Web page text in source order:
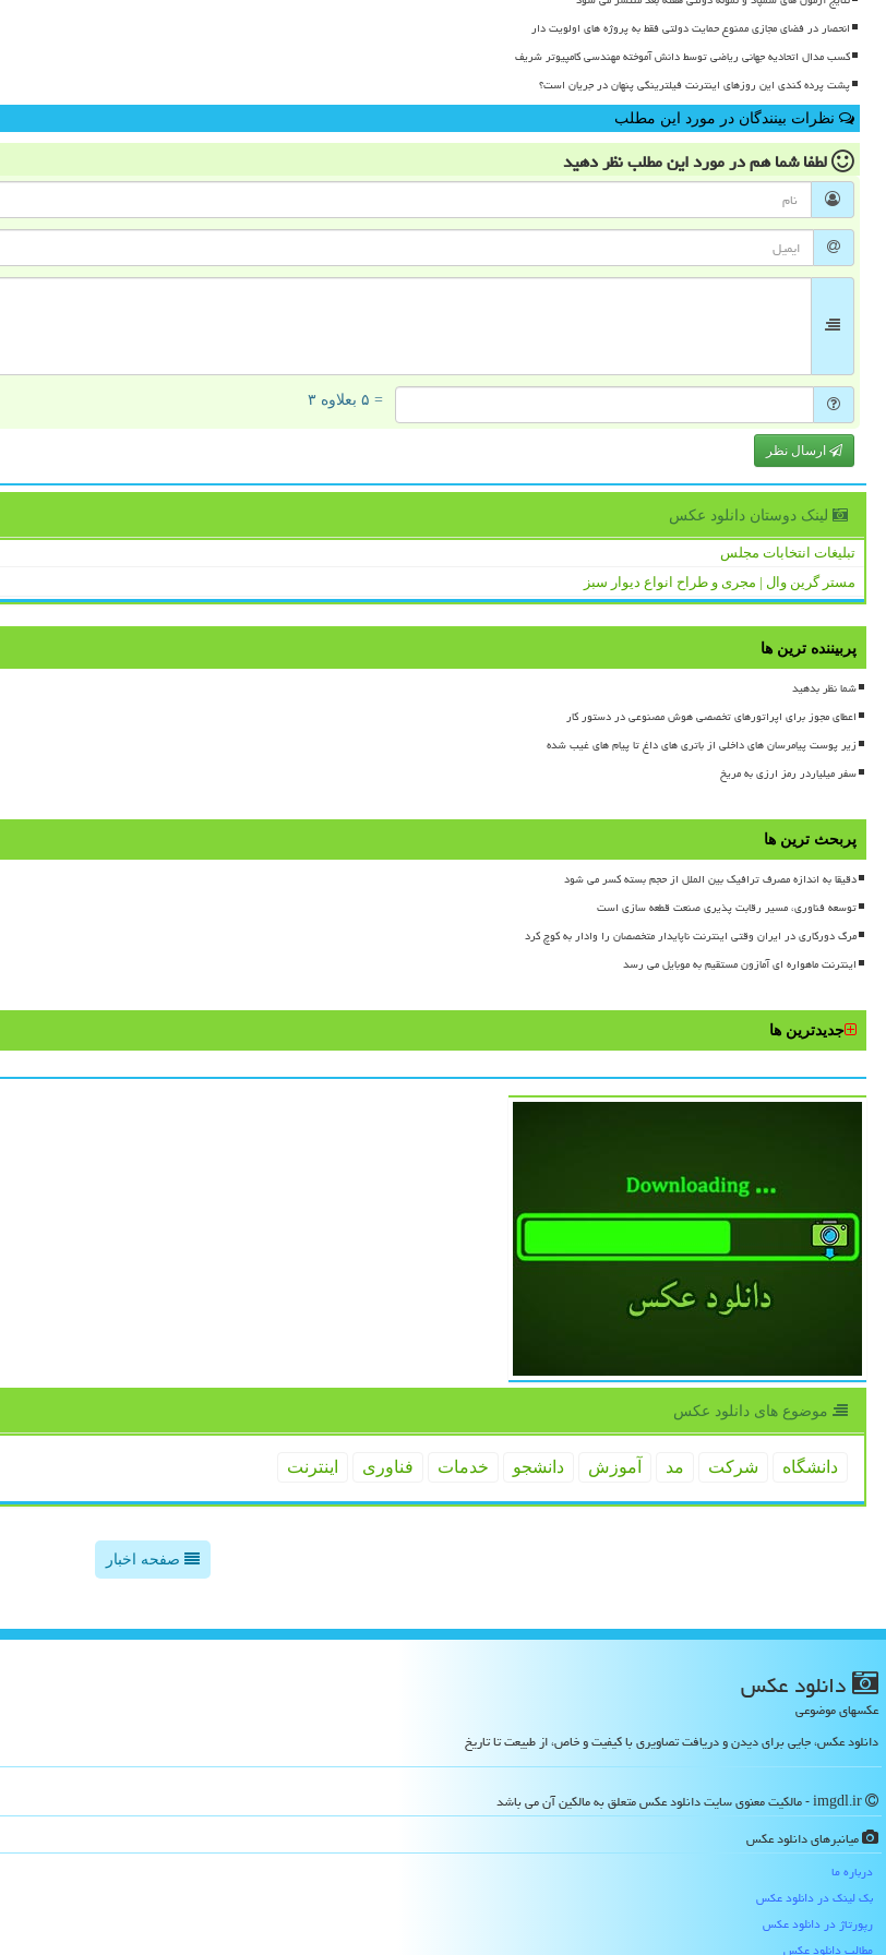
انحصار در فضای مجازی ممنوع حمایت دولتی فقط به پروژه های اولویت دار
کسب مدال اتحادیه جهانی ریاضی توسط دانش آموخته مهندسی کامپیوتر شریف
پشت پرده کندی این روزهای اینترنت فیلترینگی پنهان در جریان است؟
نظرات بینندگان در مورد این مطلب
لطفا شما همدر مورد این مطلبنظر دهید
= ۵ بعلاوه ۳
ارسال نظر
لینک دوستان دانلود عكس
تبلیغات انتخابات مجلس
مستر گرین وال | مجری و طراح انواع دیوار سبز
پربیننده ترین ها
شما نظر بدهید
اعطای مجوز برای اپراتورهای تخصصی هوش مصنوعی در دستور کار
زیر پوست پیامرسان های داخلی از باتری های داغ تا پیام های غیب شده
سفر میلیاردر رمز ارزی به مریخ
پربحث ترین ها
دقیقا به اندازه مصرف ترافیک بین الملل از حجم بسته کسر می شود
توسعه فناوری، مسیر رقابت پذیری صنعت قطعه سازی است
مرگ دورکاری در ایران وقتی اینترنت ناپایدار متخصصان را وادار به کوچ کرد
اینترنت ماهواره ای آمازون مستقیم به موبایل می رسد
جدیدترین ها
موضوع های دانلود عكس
دانشگاه شركت مد آموزش دانشجو خدمات فناوری اینترنت
صفحه اخبار
دانلود عكس
عکسهای موضوعی
دانلود عکس، جایی برای دیدن و دریافت تصاویری با کیفیت و خاص، از طبیعت تا تاریخ
میانبرهای دانلود عكس
درباره ما
بک لینک در دانلود عكس
رپورتاژ در دانلود عكس
مطالب دانلود عكس